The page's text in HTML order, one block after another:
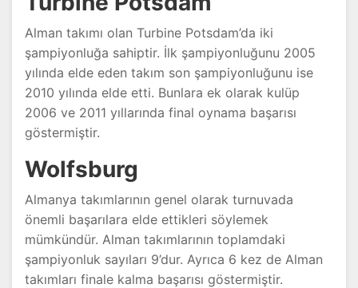
Alman takımı olan Turbine Potsdam’da iki
şampiyonluğa sahiptir. İlk şampiyonluğunu 2005
yılında elde eden takım son şampiyonluğunu ise
2010 yılında elde etti. Bunlara ek olarak kulüp
2006 ve 2011 yıllarında final oynama başarısı
göstermiştir.
Wolfsburg
Almanya takımlarının genel olarak turnuvada
önemli başarılara elde ettikleri söylemek
mümkündür. Alman takımlarının toplamdaki
şampiyonluk sayıları 9’dur. Ayrıca 6 kez de Alman
takımları finale kalma başarısı göstermiştir.